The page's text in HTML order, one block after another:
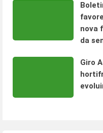
nova
da
Giro